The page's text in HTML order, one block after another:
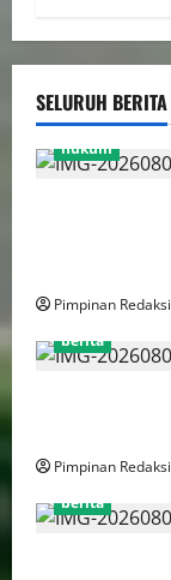
SELURUH BERITA
hukum
Pimpinan Redaksi
berita
Pimpinan Redaksi
berita